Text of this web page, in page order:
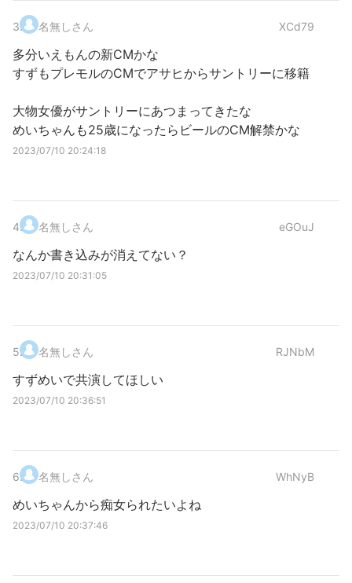
3. 名無しさん XCd79
多分いえもんの新CMかな
すずもプレモルのCMでアサヒからサントリーに移籍
大物女優がサントリーにあつまってきたな
めいちゃんも25歳になったらビールのCM解禁かな
2023/07/10 20:24:18
4. 名無しさん eGOuJ
なんか書き込みが消えてない？
2023/07/10 20:31:05
5. 名無しさん RJNbM
すずめいで共演してほしい
2023/07/10 20:36:51
6. 名無しさん WhNyB
めいちゃんから痴女られたいよね
2023/07/10 20:37:46